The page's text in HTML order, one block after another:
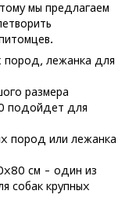
мы предлагаем
пород, лежанка для
размера
подойдет для
пород или лежанка
см - один из
собак крупных